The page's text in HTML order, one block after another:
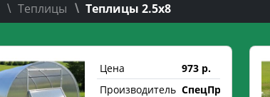
Теплицы Теплицы 2.5х8
Цена
973 р.
Производитель СпецПрофРесурс